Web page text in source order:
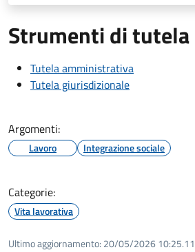
Strumenti di tutela
Tutela amministrativa
Tutela giurisdizionale
Argomenti:
Lavoro Integrazione sociale
Categorie:
Vita lavorativa
Ultimo aggiornamento: 20/05/2026 10:25.11